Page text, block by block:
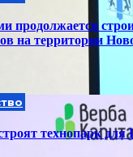
продолжается
на территории
технопарк